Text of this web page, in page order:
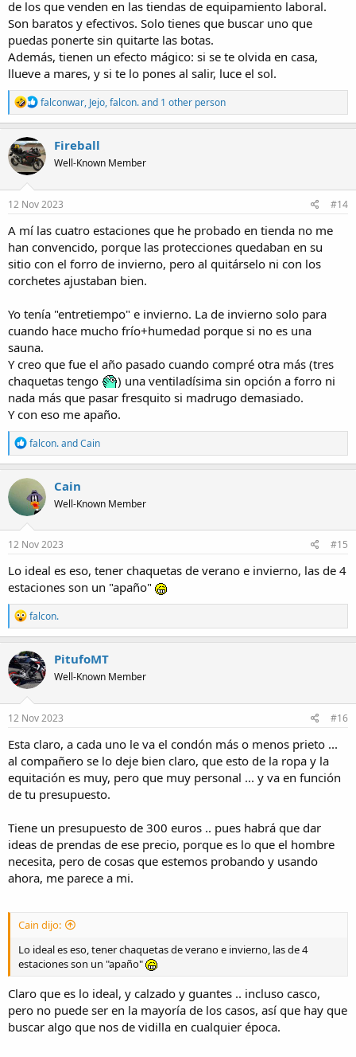
de los que venden en las tiendas de equipamiento laboral.
Son baratos y efectivos. Solo tienes que buscar uno que
puedas ponerte sin quitarte las botas.
Además, tienen un efecto mágico: si se te olvida en casa,
llueve a mares, y si te lo pones al salir, luce el sol.
R
e
a
t
i
n
s
falconwar, Jejo,falcon.and 1 other person
Fireball
Well-Known Member
12 Nov 2023 #14
A mí las cuatro estaciones que he probado en tienda no me
han convencido, porque las protecciones quedaban en su
sitio con el forro de invierno, pero al quitárselo ni con los
corchetes ajustaban bien.
Yo tenía "entretiempo" e invierno. La de invierno solo para
cuando hace mucho frío+humedad porque si no es una
sauna.
Y creo que fue el año pasado cuando compré otra más (tres
chaquetas tengo
) una ventiladísima sin opción a forro ni
nada más que pasar fresquito si madrugo demasiado.
Y con eso me apaño.
R
e
a
c
t
i
o
n
s
falcon.andCain
Cain
Well-Known Member
12 Nov 2023 #15
Lo ideal es eso, tener chaquetas de verano e invierno, las de 4
estaciones son un "apaño"
R
e
a
c
t
i
o
n
s
falcon.
PitufoMT
Well-Known Member
12 Nov 2023 #16
Esta claro, a cada uno le va el condón más o menos prieto ...
al compañero se lo deje bien claro, que esto de la ropa y la
equitación es muy, pero que muy personal ... y va en función
de tu presupuesto.
Tiene un presupuesto de 300 euros .. pues habrá que dar
ideas de prendas de ese precio, porque es lo que el hombre
necesita, pero de cosas que estemos probando y usando
ahora, me parece a mi.
Cain dijo:
Lo ideal es eso, tener chaquetas de verano e invierno, las de 4
estaciones son un "apaño"
Claro que es lo ideal, y calzado y guantes .. incluso casco,
pero no puede ser en la mayoría de los casos, así que hay que
buscar algo que nos de vidilla en cualquier época.